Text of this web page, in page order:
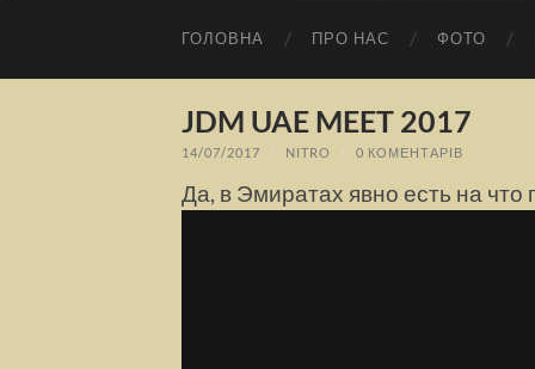
ГОЛОВНА ПРО НАС ФОТО
JDM UAE MEET 2017
14/07/2017 / NITRO / 0 КОМЕНТАРІВ
Да, в Эмиратах явно есть на что